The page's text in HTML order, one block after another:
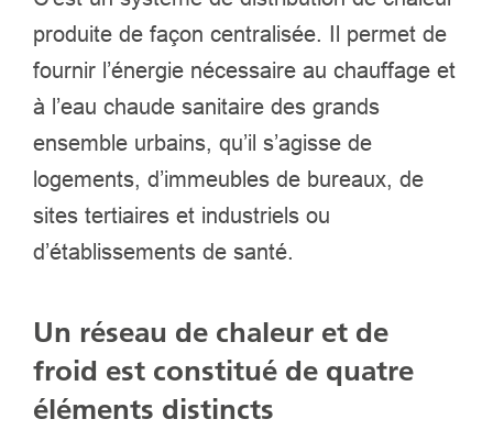
produite de façon centralisée. Il permet de
fournir l’énergie nécessaire au chauffage et
à l’eau chaude sanitaire des grands
ensemble urbains, qu’il s’agisse de
logements, d’immeubles de bureaux, de
sites tertiaires et industriels ou
d’établissements de santé.
Un réseau de chaleur et de
froid est constitué de quatre
éléments distincts